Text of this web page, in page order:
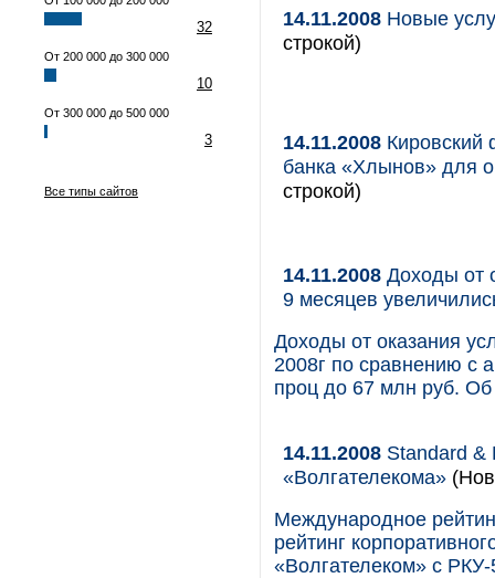
32
От 200 000 до 300 000
10
От 300 000 до 500 000
3
Все типы сайтов
14.11.2008 Новые
строкой)
14.11.2008 Кировский
банка «Хлынов» для
строкой)
14.11.2008 Доходы от
9 месяцев
Доходы от оказания
2008г по сравнению с
проц до 67 млн руб. Об
14.11.2008 Standard &
«Волгателекома»
Международное
рейтинг
«Волгателеком» с